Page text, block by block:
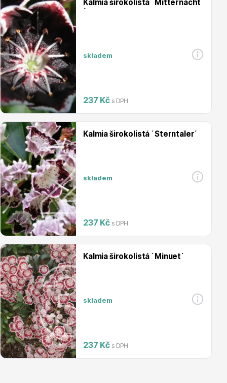
Vřesovištní rostliny
Vánoční stromky v květináčích a řezané
Magnólie
Semena, sadba
Kalmia širokolistá ´Mitternacht
´
skladem
237 Kč s DPH
Kalmia širokolistá ´Sterntaler´
skladem
237 Kč s DPH
Kalmia širokolistá ´Minuet´
skladem
237 Kč s DPH